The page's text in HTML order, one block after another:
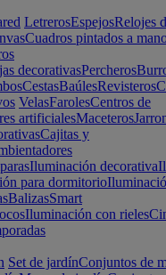
LetrerosEspejosRelojes
Cuadros pintados a
decorativasPercheros
CestasBaúlesRevisteros
VelasFarolesCentros de
artificialesMaceteros
Cajitas y
Iluminación decorativa
para dormitorio
BalizasSmart
Iluminación con rieles
Set de jardínConjuntos de